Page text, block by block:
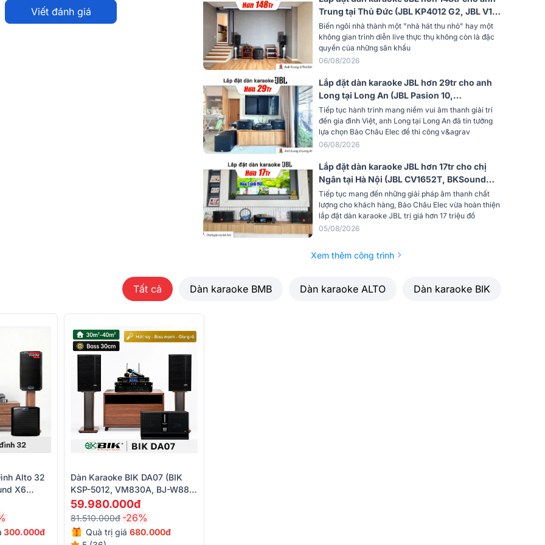
Viết đánh giá
Trung tại Thủ Đức (JBL KP4012 G2, JBL V10,
JBL V8, JBL VX9, JBL CV18S, JBL VM300,
TIYN M8...)
Biến ngôi nhà thành một "nhà hát thu nhỏ" hay một
không gian trình diễn live thực thụ không còn là đặc
quyền của những sân khấu
06/08/2026
Lắp đặt dàn karaoke JBL hơn 29tr cho anh
Long tại Long An (JBL Pasion 10,
Audiocenter CT1200, Bksound KP500,
Bksound SW212, BCE U900 Plus X)
Tiếp tục hành trình mang niềm vui âm thanh giải trí
đến gia đình Việt, anh Long tại Long An đã tin tưởng
lựa chọn Bảo Châu Elec để thi công v&agrav
06/08/2026
Lắp đặt dàn karaoke JBL hơn 17tr cho chị
Ngân tại Hà Nội (JBL CV1652T, BKSound
DKA 5500)
Tiếp tục mang đến những giải pháp âm thanh chất
lượng cho khách hàng, Bảo Châu Elec vừa hoàn thiện
lắp đặt dàn karaoke JBL trị giá hơn 17 triệu đồ
05/08/2026
Xem thêm công trình
Tất cả Dàn karaoke BMB Dàn karaoke ALTO Dàn karaoke BIK
Alto 32
X6
300.000đ
Dàn Karaoke BIK DA07 (BIK
KSP-5012, VM830A, BJ-W88
Plus, BPR-8600, BJ-U500II)
59.980.000đ
81.510.000đ -26%
Quà trị giá680.000đ